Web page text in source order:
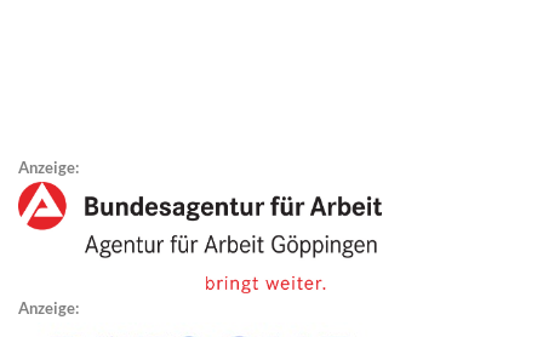
Anzeige:
Anzeige: